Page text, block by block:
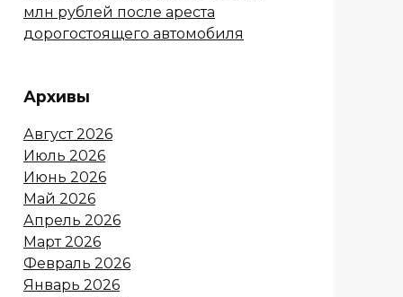
млн рублей после ареста
дорогостоящего автомобиля
Архивы
Август 2026
Июль 2026
Июнь 2026
Май 2026
Апрель 2026
Март 2026
Февраль 2026
Январь 2026